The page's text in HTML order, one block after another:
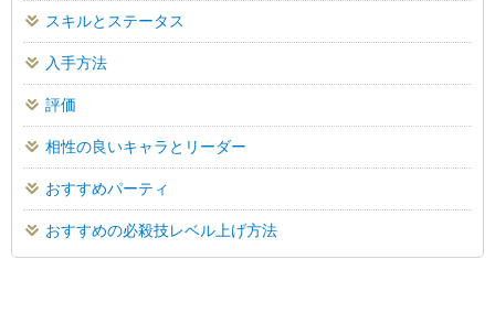
スキルとステータス
入手方法
評価
相性の良いキャラとリーダー
おすすめパーティ
おすすめの必殺技レベル上げ方法